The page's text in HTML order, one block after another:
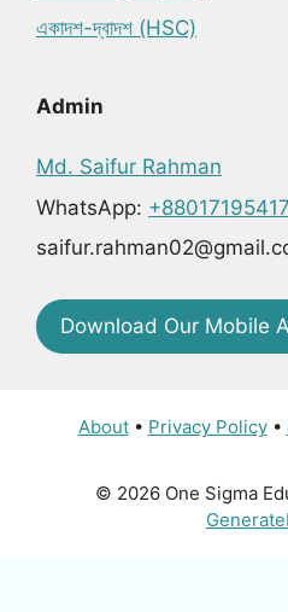
একাদশ-দ্বাদশ (HSC)
Admin
Md. Saifur Rahman
WhatsApp:
Download Our Mobile
About• Privacy Policy•
© 2026 One Sigma